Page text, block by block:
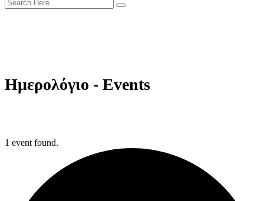
Ημερολόγιο - Events
1 event found.